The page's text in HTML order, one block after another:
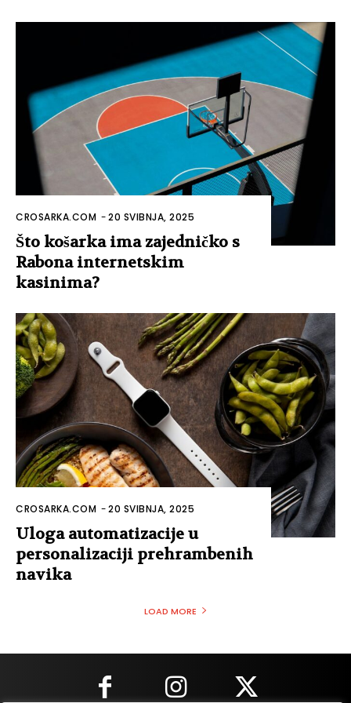
CROSARKA.COM -20 SVIBNJA, 2025
Što košarka ima zajedničko s
Rabona internetskim
kasinima?
CROSARKA.COM -20 SVIBNJA, 2025
Uloga automatizacije u
personalizaciji prehrambenih
navika
LOAD MORE